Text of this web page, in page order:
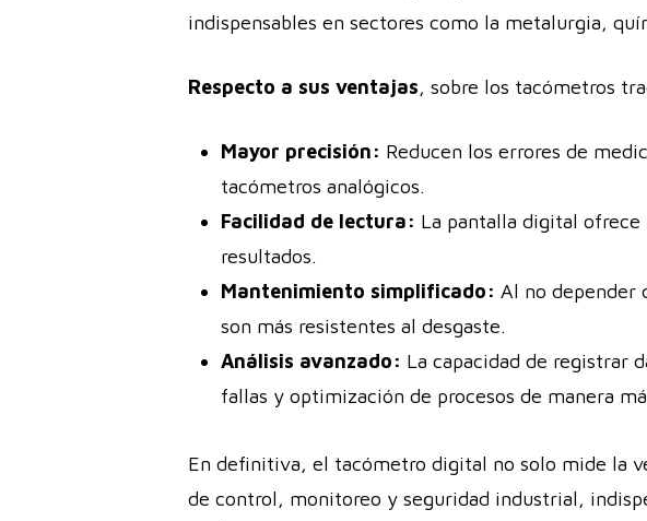
indispensables en sectores como la metalurgia,
Respecto a sus ventajas, sobre los tacómetros
Mayor precisión: Reducen los errores de
tacómetros analógicos.
Facilidad de lectura: La pantalla digital
resultados.
Mantenimiento simplificado: Al no depender
son más resistentes al desgaste.
Análisis avanzado: La capacidad de registrar
fallas y optimización de procesos de manera
En definitiva, el tacómetro digital no solo mide la
de control, monitoreo y seguridad industrial,